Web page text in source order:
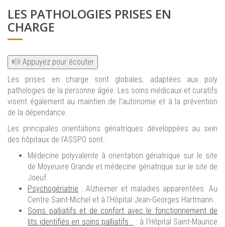
LES PATHOLOGIES PRISES EN
CHARGE
Appuyez pour écouter
Les prises en charge sont globales, adaptées aux poly
pathologies de la personne âgée. Les soins médicaux et curatifs
visent également au maintien de l’autonomie et à la prévention
de la dépendance.
Les principales orientations gériatriques développées au sein
des hôpitaux de l’ASSPO sont :
Médecine polyvalente à orientation gériatrique sur le site
de Moyeuvre Grande et médecine gériatrique sur le site de
Joeuf.
Psychogériatrie : Alzheimer et maladies apparentées Au
Centre Saint-Michel et à l’Hôpital Jean-Georges Hartmann.
Soins palliatifs et de confort avec le fonctionnement de
lits identifiés en soins palliatifs
: à l’Hôpital Saint-Maurice